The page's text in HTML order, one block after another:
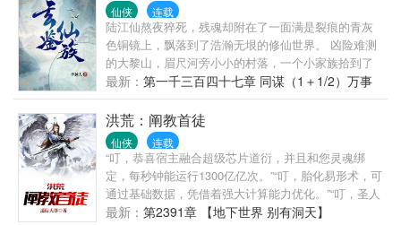
仙侠 连载
陆江仙熬夜猝死，残魂却附在了一面满是裂痕的青灰
色铜镜上，飘落到了浩瀚无垠的修仙世界。 凶险难测
的大黎山，眉尺河旁小小的村落，一个小家族拾到了
这枚镜子，于是传仙道授仙法，开启波澜壮阔的新时
代。 (家族修仙，不圣母，种田，无系统，群像文)
最新： 第一千三百四十七章 同谋（1＋1/2）万事
达孙铭浩白银盟加更1/2
洪荒：阐教首徒
仙侠 连载
“叮，恭喜宿主融合超级芯片道衍，并且和您灵魂绑
定，每秒钟能运行1300亿亿次。”“叮，胎化易形术，可
通过基础数据，凭借着强大计算能力优化。”“叮，圣人
讲道，有着各种强大磁场，系统开始储存功能进行保
最新： 第2391章 【地下世界 别有洞天】